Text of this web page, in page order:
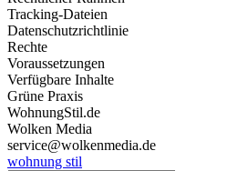
Tracking-Dateien
Datenschutzrichtlinie
Rechte
Voraussetzungen
Verfügbare Inhalte
Grüne Praxis
WohnungStil.de
Wolken Media
service@wolkenmedia.de
wohnung stil